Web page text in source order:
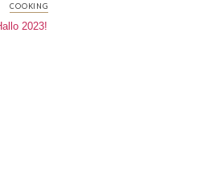
COOKING
2023!